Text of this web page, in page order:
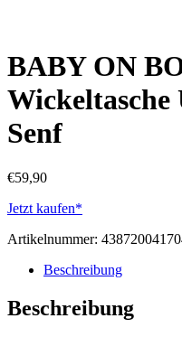
BABY ON
Wickeltasche
Senf
€59,90
Jetzt kaufen*
Artikelnummer:
Beschreibung
Beschreibung